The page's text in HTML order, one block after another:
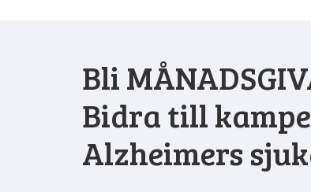
Bli
Bidra till
Alzheimers